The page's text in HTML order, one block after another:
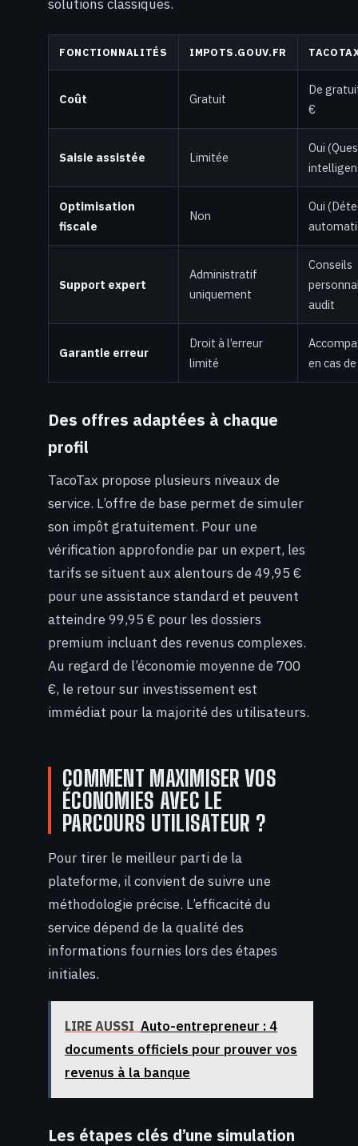
solutions classiques.
FONCTIONNALITÉS IMPOTS.GOUV.FR
Coût Gratuit
De
€
Saisie assistée Limitée
Oui
Optimisation
fiscale
Non
Oui
Support expert
Administratif
uniquement
Conseils
audit
Garantie erreur
Droit à l’erreur
limité
en cas
Des offres adaptées à chaque
profil
TacoTax propose plusieurs niveaux de
service. L’offre de base permet de simuler
son impôt gratuitement. Pour une
vérification approfondie par un expert, les
tarifs se situent aux alentours de 49,95 €
pour une assistance standard et peuvent
atteindre 99,95 € pour les dossiers
premium incluant des revenus complexes.
Au regard de l’économie moyenne de 700
€, le retour sur investissement est
immédiat pour la majorité des utilisateurs.
COMMENT MAXIMISER VOS
ÉCONOMIES AVEC LE
PARCOURS UTILISATEUR ?
Pour tirer le meilleur parti de la
plateforme, il convient de suivre une
méthodologie précise. L’efficacité du
service dépend de la qualité des
informations fournies lors des étapes
initiales.
LIRE AUSSI Auto-entrepreneur : 4
documents officiels pour prouver vos
revenus à la banque
Les étapes clés d’une simulation